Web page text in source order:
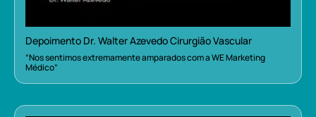
Depoimento Dr. Walter Azevedo Cirurgião Vascular
“Nos sentimos extremamente amparados com a WE Marketing
Médico”